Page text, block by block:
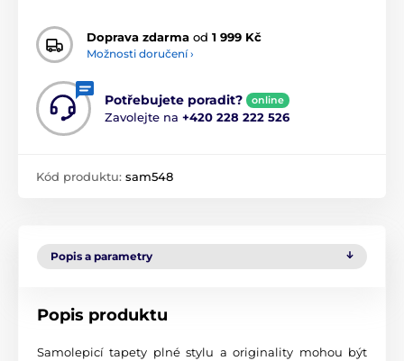
Doprava zdarma od 1 999 Kč
Možnosti doručení ›
Potřebujete poradit? online
Zavolejte na +420 228 222 526
Kód produktu: sam548
Popis a parametry
Popis produktu
Samolepicí tapety plné stylu a originality mohou být